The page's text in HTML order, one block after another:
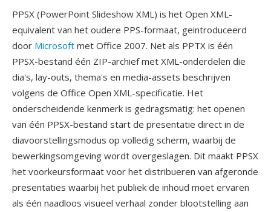
PPSX (PowerPoint Slideshow XML) is het Open XML-
equivalent van het oudere PPS-formaat, geintroduceerd
door Microsoft met Office 2007. Net als PPTX is één
PPSX-bestand één ZIP-archief met XML-onderdelen die
dia's, lay-outs, thema's en media-assets beschrijven
volgens de Office Open XML-specificatie. Het
onderscheidende kenmerk is gedragsmatig: het openen
van één PPSX-bestand start de presentatie direct in de
diavoorstellingsmodus op volledig scherm, waarbij de
bewerkingsomgeving wordt overgeslagen. Dit maakt PPSX
het voorkeursformaat voor het distribueren van afgeronde
presentaties waarbij het publiek de inhoud moet ervaren
als één naadloos visueel verhaal zonder blootstelling aan